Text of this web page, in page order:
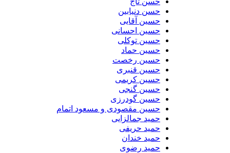
حسن دنیابین
حسین آقایی
حسین احسانی
حسین توکلی
حسین حماد
حسین رخصت
حسین قنبری
حسین کریمی
حسین گنجی
حسین گودرزی
حسین مقصودی و مسعود اتمام
حمید جمالزایی
حمید حریفی
حمید خندان
حمید رضوی